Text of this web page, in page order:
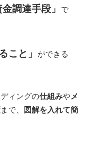
調達手段」
で
こと」
ができる
ィングの仕組みやメ
まで、
図解を入れて簡